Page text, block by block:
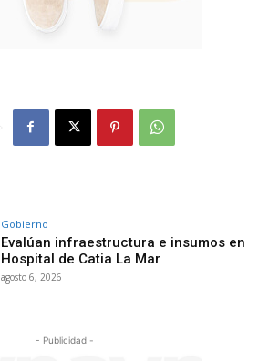
Gobierno
Evalúan infraestructura e insumos en
Hospital de Catia La Mar
agosto 6, 2026
- Publicidad -